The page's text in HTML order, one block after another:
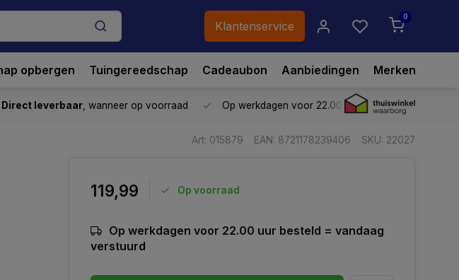
Klantenservice
0
opbergen Tuingereedschap Cadeaubon Aanbiedingen Merken
Direct leverbaar , wanneer op voorraad Op werkdagen voor 22.00 uur besteld,vandaag
Art: 015879 EAN: 8721178239406 SKU: 22027
119,99 Op voorraad
Op werkdagen voor 22.00 uur besteld = vandaag
verstuurd